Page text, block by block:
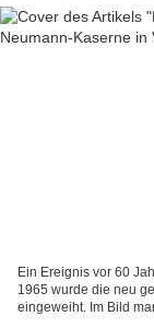
Ein Ereignis vor 60
1965 wurde die neu
eingeweiht. Im Bild